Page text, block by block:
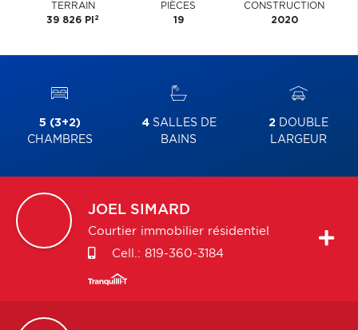
TERRAIN
39 826 PI 2
PIÈCES
19
CONSTRUCTION
2020
5 (3+2)
CHAMBRES
4SALLES DE
BAINS
2DOUBLE
LARGEUR
JOEL SIMARD
Courtier immobilier résidentiel
Cell.: 819-360-3184